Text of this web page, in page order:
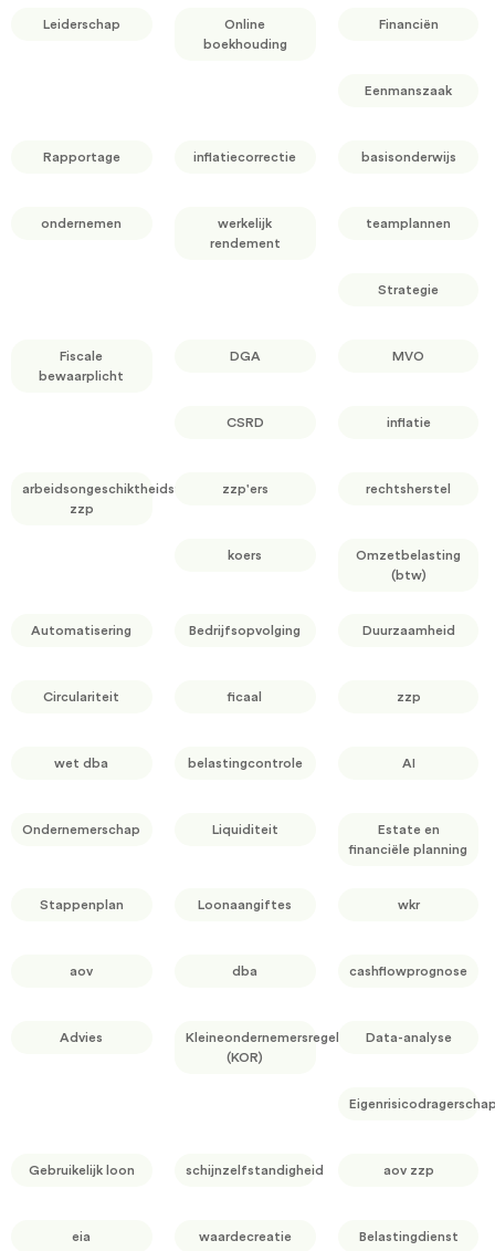
Leiderschap
Online
boekhouding
Financiën
Eenmanszaak
Rapportage inflatiecorrectie basisonderwijs
ondernemen
werkelijk
rendement
teamplannen
Strategie
Fiscale
bewaarplicht
DGA MVO
CSRD inflatie
arbeidsongeschiktheidsverzekering
zzp
zzp'ers rechtsherstel
koers
Omzetbelasting
(btw)
Automatisering Bedrijfsopvolging Duurzaamheid
Circulariteit ficaal zzp
wet dba belastingcontrole AI
Ondernemerschap Liquiditeit
Estate en
financiële planning
Stappenplan Loonaangiftes wkr
aov dba cashflowprognose
Advies
Kleineondernemersregeling
(KOR)
Data-analyse
Gebruikelijk loon schijnzelfstandigheid aov zzp
eia waardecreatie Belastingdienst